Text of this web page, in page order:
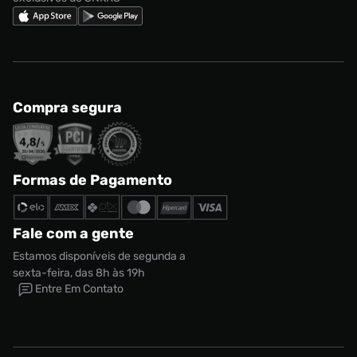
Tamanho:
Compra segura
Formas de Pagamento
Fale com a gente
Estamos disponíveis de segunda a
sexta-feira, das 8h às 19h
Entre Em Contato